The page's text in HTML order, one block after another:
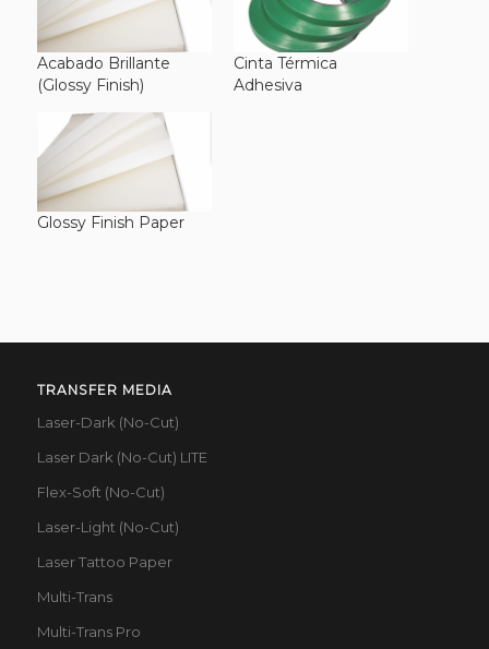
Acabado Brillante
(Glossy Finish)
Cinta Térmica
Adhesiva
Glossy Finish Paper
TRANSFER MEDIA
Laser-Dark (No-Cut)
Laser Dark (No-Cut) LITE
Flex-Soft (No-Cut)
Laser-Light (No-Cut)
Laser Tattoo Paper
Multi-Trans
Multi-Trans Pro